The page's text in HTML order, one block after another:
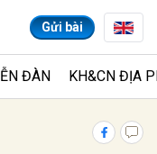
Gửi bài
ĐÀN KH&CN ĐỊA